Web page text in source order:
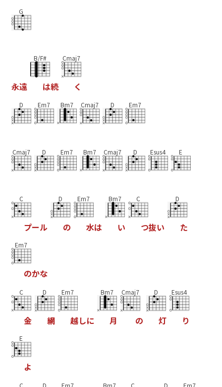
G
永遠
B/F#
は続
Cmaj7
く
D Em7 Bm7 Cmaj7 D Em7
Cmaj7 D Em7 Bm7 Cmaj7 D Esus4 E
C
プール
D
の
Em7
水は
Bm7
い
C
つ抜い
D
た
Em7
のかな
C
金
D
網
Em7
越しに
Bm7
月
Cmaj7
の
D
灯
Esus4
り
E
よ
C D Em7 Bm7 C D Em7